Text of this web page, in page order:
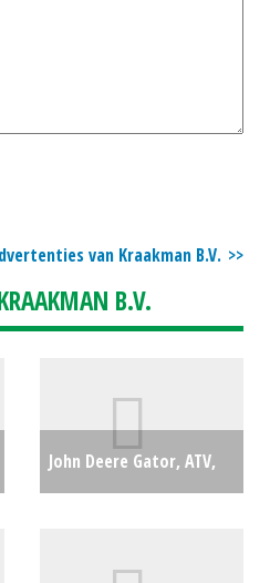
van Kraakman B.V.
B.V.
John Deere Gator, ATV,